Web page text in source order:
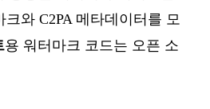
크와 C2PA 메타데이터를 모
용 워터마크 코드는 오픈 소